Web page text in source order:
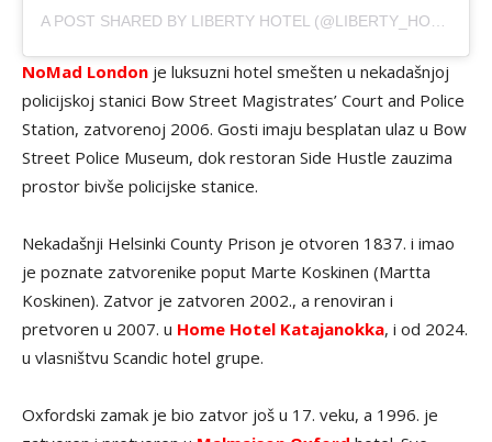
A POST SHARED BY LIBERTY HOTEL (@LIBERTY_HOTEL)
NoMad London je luksuzni hotel smešten u nekadašnjoj
policijskoj stanici Bow Street Magistrates’ Court and Police
Station, zatvorenoj 2006. Gosti imaju besplatan ulaz u Bow
Street Police Museum, dok restoran Side Hustle zauzima
prostor bivše policijske stanice.
Nekadašnji Helsinki County Prison je otvoren 1837. i imao
je poznate zatvorenike poput Marte Koskinen (Martta
Koskinen). Zatvor je zatvoren 2002., a renoviran i
pretvoren u 2007. u Home Hotel Katajanokka, i od 2024.
u vlasništvu Scandic hotel grupe.
Oxfordski zamak je bio zatvor još u 17. veku, a 1996. je